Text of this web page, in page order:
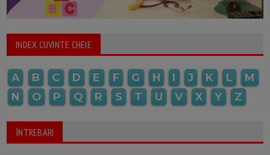
INDEX CUVINTE CHEIE
A B C D E F G H I J K L
M
N
O P Q R S T U V X Y Z
ÎNTREBARI